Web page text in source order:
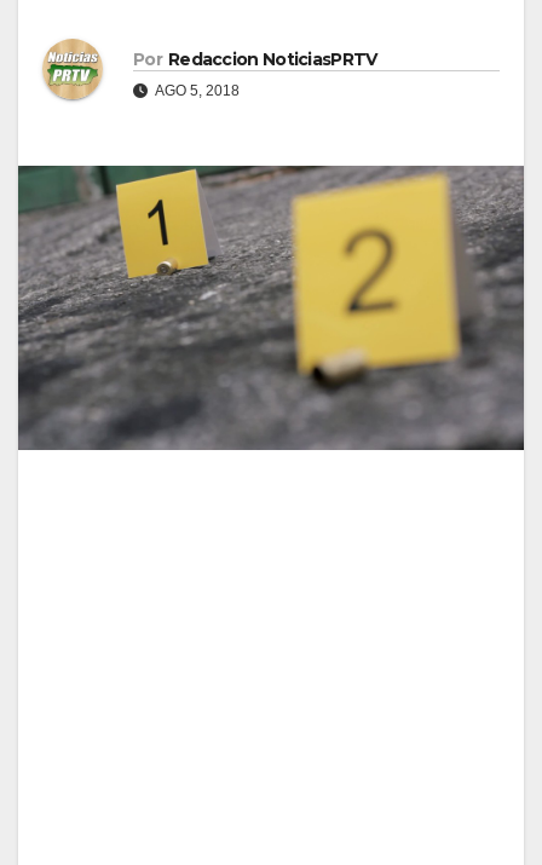
Por Redaccion NoticiasPRTV
AGO 5, 2018